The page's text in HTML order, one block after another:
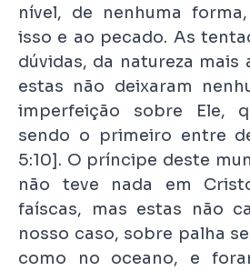
nível, de nenhuma
isso e ao pecado. As
dúvidas, da natureza mais
estas não deixaram
imperfeição sobre Ele,
sendo o primeiro entre
5:10]. O príncipe deste
não teve nada em
faíscas, mas estas não
nosso caso, sobre palha
como no oceano, e